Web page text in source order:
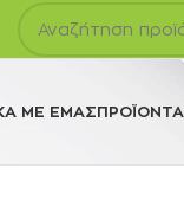
ΜΕ ΕΜΆΣΠΡΟΪΌΝΤΑ